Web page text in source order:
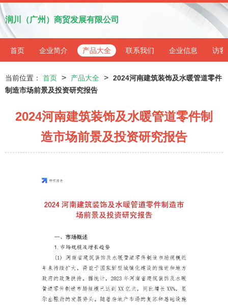
润川（广州）商贸发展有限公司
首页 企业简介 产品大全 联系我们 企业信息 访客
当前位置： 首页 > 产品大全 > 2024河南建筑装饰及水暖管道零件
制造市场前景及投资研究报告
2024河南建筑装饰及水暖管道零件制
造市场前景及投资研究报告